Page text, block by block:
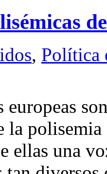
, Política
europeas
la
ellas una